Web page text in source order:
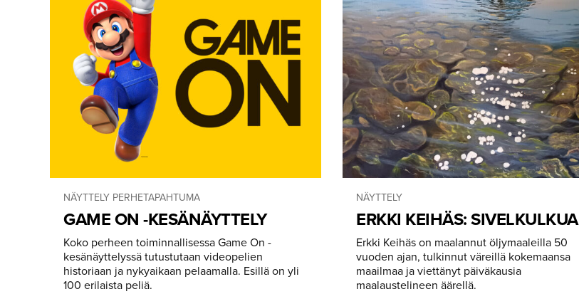
NÄYTTELY PERHETAPAHTUMA
GAME ON -KESÄNÄYTTELY
Koko perheen toiminnallisessa Game On -
kesänäyttelyssä tutustutaan videopelien
historiaan ja nykyaikaan pelaamalla. Esillä on yli
100 erilaista peliä.
NÄYTTELY
ERKKI KEIHÄS: SIVELKULKUA
Erkki Keihäs on maalannut öljymaaleilla 50
vuoden ajan, tulkinnut väreillä kokemaansa
maailmaa ja viettänyt päiväkausia
maalaustelineen äärellä.